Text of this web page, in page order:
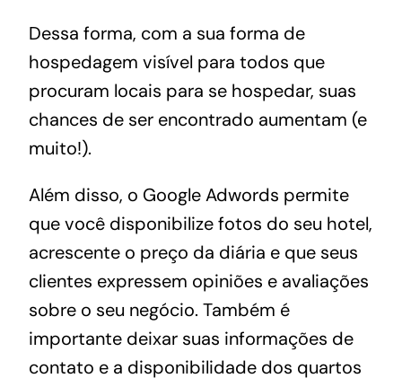
Dessa forma, com a sua forma de
hospedagem visível para todos que
procuram locais para se hospedar, suas
chances de ser encontrado aumentam (e
muito!).
Além disso, o Google Adwords permite
que você disponibilize fotos do seu hotel,
acrescente o preço da diária e que seus
clientes expressem opiniões e avaliações
sobre o seu negócio. Também é
importante deixar suas informações de
contato e a disponibilidade dos quartos